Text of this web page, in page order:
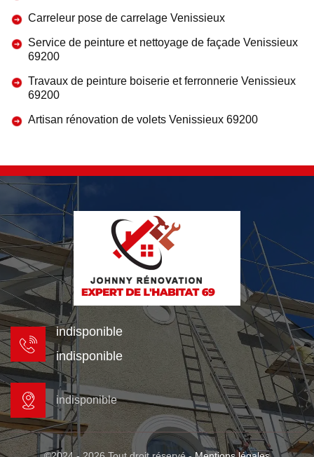
Carreleur pose de carrelage Venissieux
Service de peinture et nettoyage de façade Venissieux
69200
Travaux de peinture boiserie et ferronnerie Venissieux
69200
Artisan rénovation de volets Venissieux 69200
indisponible
indisponible
indisponible